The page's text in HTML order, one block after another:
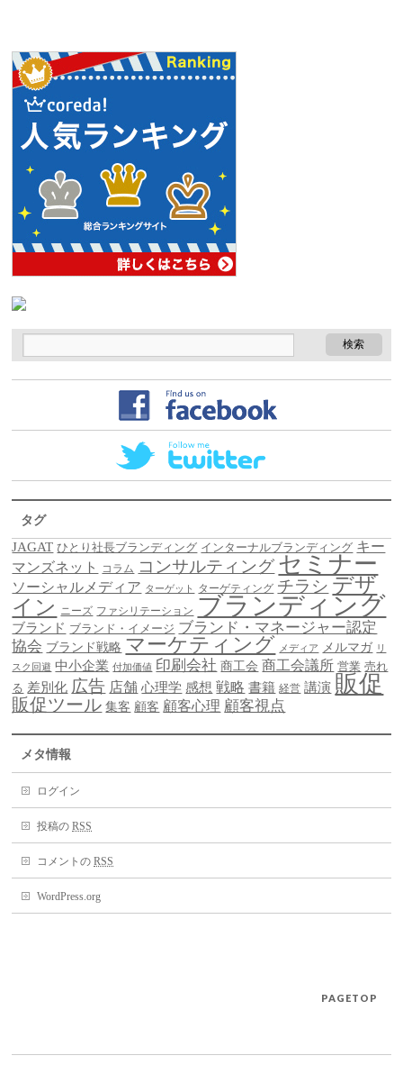
タグ
JAGAT ひとり社長ブランディング インターナルブランディング キー
マンズネット
コラム コンサルティング セミナー
ソーシャルメディア ターゲット ターゲティング チラシ デザ
イン
ニーズ ファシリテーション ブランディング
ブランド ブランド・イメージ ブランド・マネージャー認定
協会 ブランド戦略 マーケティング メディア メルマガ リ
スク回避 中小企業 付加価値 印刷会社 商工会 商工会議所 営業 売れ
る 差別化 広告 店舗 心理学 感想 戦略 書籍 経営 講演 販促
販促ツール 集客 顧客 顧客心理 顧客視点
メタ情報
ログイン
投稿のRSS
コメントのRSS
WordPress.org
PAGETOP